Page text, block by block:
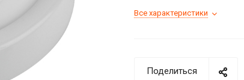
Все характеристики
Поделиться